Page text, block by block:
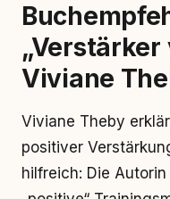
Viviane
Viviane Theby
positiver
hilfreich: Die